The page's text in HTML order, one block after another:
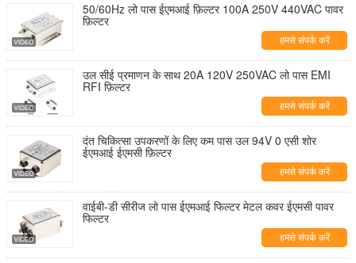
50/60Hz लो पास ईएमआई फ़िल्टर 100A 250V 440VAC पावर
फ़िल्टर
हमसे संपर्क करें
उल सीई प्रमाणन के साथ 20A 120V 250VAC लो पास EMI
RFI फ़िल्टर
हमसे संपर्क करें
दंत चिकित्सा उपकरणों के लिए कम पास उल 94V 0 एसी शोर
ईएमआई ईएमसी फ़िल्टर
हमसे संपर्क करें
वाईबी-डी सीरीज लो पास ईएमआई फिल्टर मेटल कवर ईएमसी पावर
फिल्टर
हमसे संपर्क करें